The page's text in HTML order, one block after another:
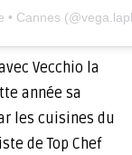
• Cannes
Vecchio la
année sa
les cuisines du
de Top Chef